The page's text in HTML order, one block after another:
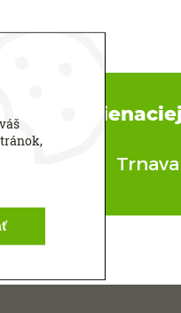
Trnava